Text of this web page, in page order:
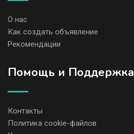
О нас
Как создать объявление
Рекомендации
Помощь и Поддержка
Контакты
Политика cookie-файлов